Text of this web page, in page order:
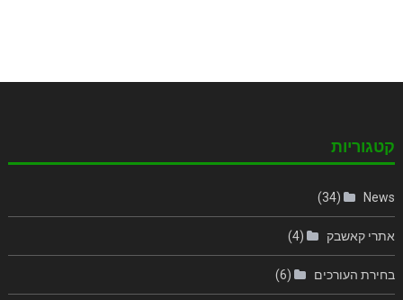
קטגוריות
News
(34)
אתרי קאשבק (4)
בחירת העורכים (6)